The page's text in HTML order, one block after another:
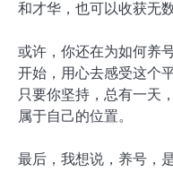
和才华，也可以收获无
或许，你还在为如何养
开始，用心去感受这个
只要你坚持，总有一天
属于自己的位置。
最后，我想说，养号，